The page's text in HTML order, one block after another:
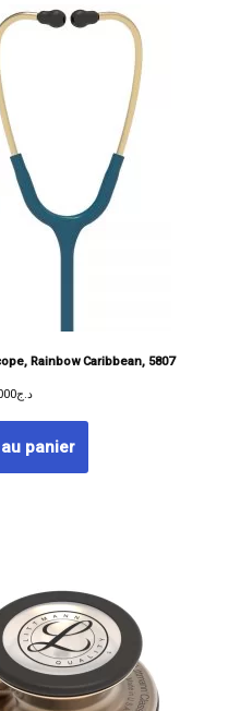
Rainbow Caribbean, 5807
د.ج
panier